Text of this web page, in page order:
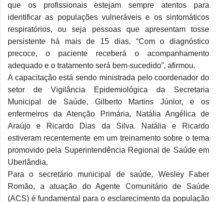
que os profissionais estejam sempre atentos para
identificar as populações vulneráveis e os sintomáticos
respiratórios, ou seja pessoas que apresentam tosse
persistente há mais de 15 dias. “Com o diagnóstico
precoce, o paciente receberá o acompanhamento
adequado e o tratamento será bem-sucedido”, afirmou.
A capacitação está sendo ministrada pelo coordenador do
setor de Vigilância Epidemiológica da Secretaria
Municipal de Saúde, Gilberto Martins Júnior, e os
enfermeiros da Atenção Primária, Natália Angélica de
Araújo e Ricardo Dias da Silva. Natália e Ricardo
estiveram recentemente em um treinamento sobre o tema
promovido pela Superintendência Regional de Saúde em
Uberlândia.
Para o secretário municipal de saúde, Wesley Faber
Romão, a atuação do Agente Comunitário de Saúde
(ACS) é fundamental para o esclarecimento da população